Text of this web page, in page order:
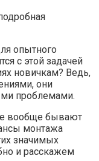
опытного
с этой задачей
новичкам? Ведь,
они
проблемами.
вообще бывают
монтажа
значимых
и расскажем